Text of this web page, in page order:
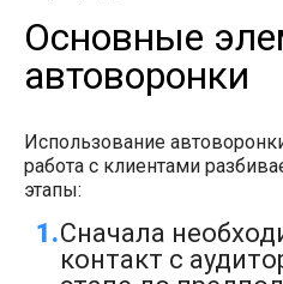
Основные
автоворонки
Использование
работа с клиентами
этапы:
Сначала
контакт с